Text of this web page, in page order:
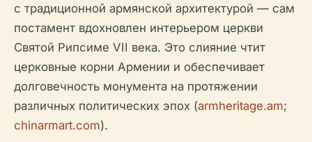
с традиционной армянской архитектурой — сам
постамент вдохновлен интерьером церкви
Святой Рипсиме VII века. Это слияние чтит
церковные корни Армении и обеспечивает
долговечность монумента на протяжении
различных политических эпох (armheritage.am;
chinarmart.com).